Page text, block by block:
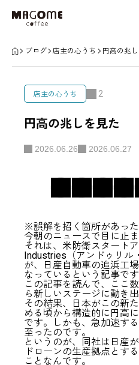
お店からのお知らせ
instagram アク
ブログ 店主の心うち 円高の兆
店主の心うち 2
円高の兆しを見た
2026.06.26 2026.06.27
※誤解を招く箇所があった
今朝のニュースで目に止
それは、米防衛スタート
Industries（アンドゥリル
が、日産自動車の追浜工
なっているという記事です
この記事を読んで、ここ
ら新しいステージに動き
その結果、日本がこの新
める頃から構造的に円高
です。しかも、急加速す
至ったのです。
というのが、同社は日産
ドローンの生産拠点とす
ことなんです。